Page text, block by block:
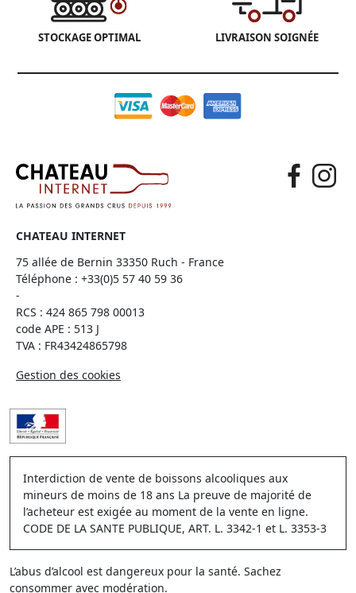
STOCKAGE OPTIMAL LIVRAISON SOIGNÉE
CHATEAU INTERNET
75 allée de Bernin 33350 Ruch - France
Téléphone : +33(0)5 57 40 59 36
-
RCS : 424 865 798 00013
code APE : 513 J
TVA : FR43424865798
Gestion des cookies
Interdiction de vente de boissons alcooliques aux
mineurs de moins de 18 ans La preuve de majorité de
l’acheteur est exigée au moment de la vente en ligne.
CODE DE LA SANTE PUBLIQUE, ART. L. 3342-1 et L. 3353-3
L’abus d’alcool est dangereux pour la santé. Sachez
consommer avec modération.